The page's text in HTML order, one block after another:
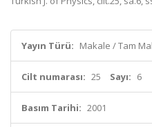
Yayın Türü: Makale / Tam
Cilt numarası: 25 Sayı: 6
Basım Tarihi: 2001